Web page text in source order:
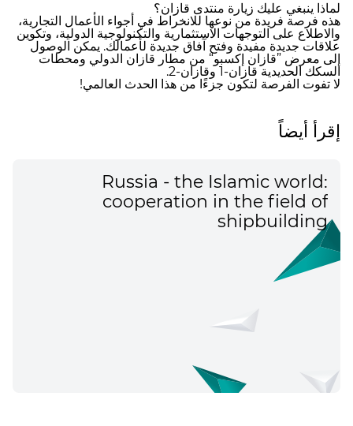
لماذا ينبغي عليك زيارة منتدى قازان؟
هذه فرصة فريدة من نوعها للانخراط في أجواء الأعمال التجارية،
والاطلاع على التوجهات الاستثمارية والتكنولوجية الدولية، وتكوين
علاقات جديدة مفيدة وفتح آفاق جديدة لأعمالك. يمكن الوصول
إلى معرض ”قازان إكسبو“ من مطار قازان الدولي ومحطات
السكك الحديدية قازان-1 وقازان-2.
لا تفوت الفرصة لتكون جزءًا من هذا الحدث العالمي!
إقرأ أيضاً
Russia - the Islamic world:
cooperation in the field of
shipbuilding